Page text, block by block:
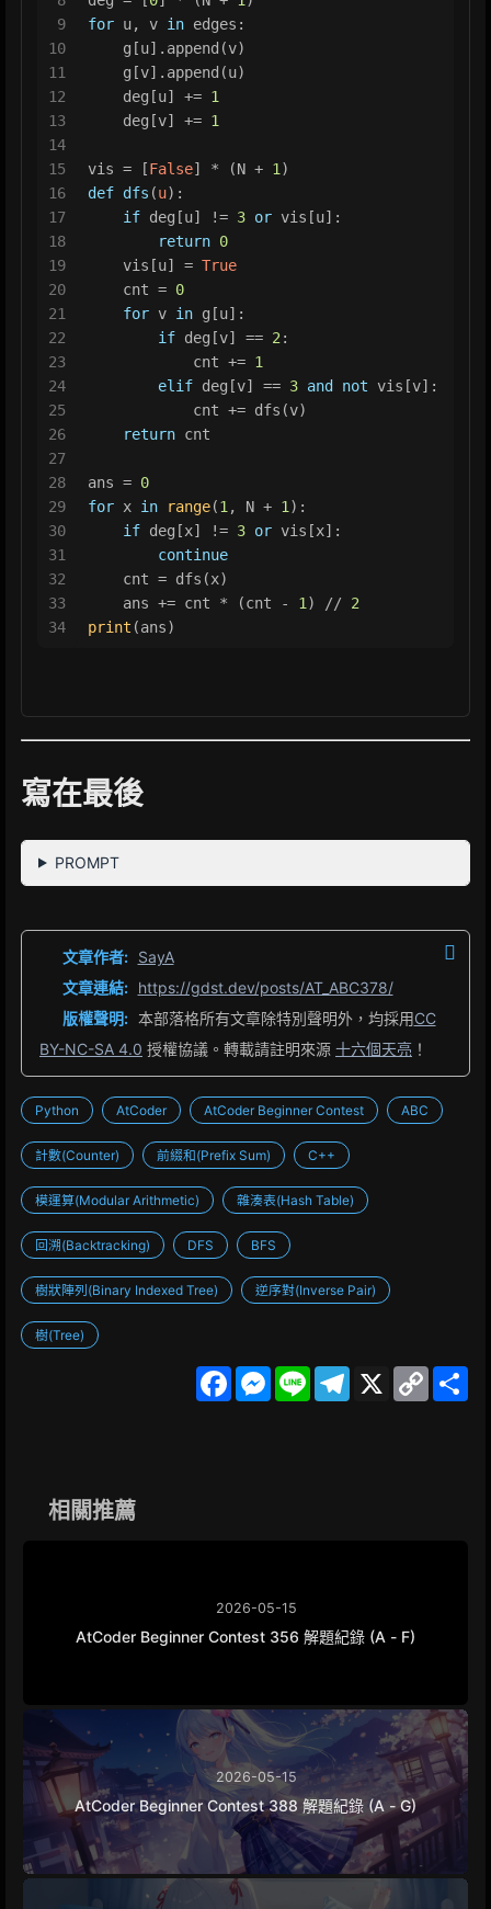
9
10
11
12
13
14
15
16
17
18
19
20
21
22
23
24
25
26
27
28
29
30
31
32
33
34
for u, v in edges:
    g[u].append(v)
    g[v].append(u)
    deg[u] +=
1
    deg[v] +=
1
vis = [False] * (N + 1 )
def dfs (u):
if deg[u] != 3 or vis[u]:
return 0
    vis[u] =
True
    cnt =
0
for v in g[u]:
if deg[v] == 2 :
            cnt +=
1
elif deg[v] == 3 and not vis[v]:
            cnt += dfs(v)
return cnt
ans = 0
for x in range(1 , N + 1 ):
if deg[x] != 3 or vis[x]:
continue
    cnt = dfs(x)
    ans += cnt * (cnt -
1 ) // 2
print (ans)
寫在最後
PROMPT
文章作者: SayA
文章連結: https://gdst.dev/posts/AT_ABC378/
版權聲明: 本部落格所有文章除特別聲明外，均採用CC
BY-NC-SA 4.0 授權協議。轉載請註明來源 十六個天亮 ！
Python AtCoder AtCoder Beginner Contest ABC
計數(Counter) 前綴和(Prefix Sum) C++
模運算(Modular Arithmetic) 雜湊表(Hash Table)
回溯(Backtracking) DFS BFS
樹狀陣列(Binary Indexed Tree) 逆序對(Inverse Pair)
樹(Tree)
F
M
L
X
C
相關推薦
2026-05-15
AtCoder Beginner Contest 356 解題紀錄 (A - F)
2026-05-15
AtCoder Beginner Contest 388 解題紀錄 (A - G)